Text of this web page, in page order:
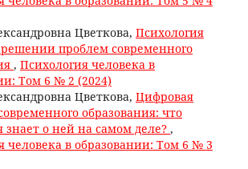
Цветкова, Психология
решении проблем современного
, Психология человека в
Том 6 № 2 (2024)
Цветкова, Цифровая
образования: что
знает о ней на самом деле? ,
человека в образовании: Том 6 № 3